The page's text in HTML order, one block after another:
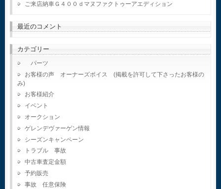
ご来店納車Ｇ４００ｄマヌファクトゥーアエディション
最近のコメント
カテゴリー
パーツ
お客様の声 オーナーズボイス (掲載を許可して下さったお客様の
み)
お客様紹介
イベント
オークション
ゲレンデヴァーゲン情報
シーズンキャンペーン
トラブル 事故
中古車査定金額
予約販売
事故 任意保険